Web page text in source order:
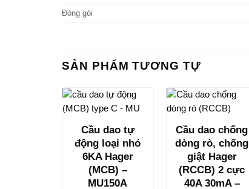
Đóng gói
SẢN PHẨM TƯƠNG TỰ
Cầu dao tự
động loại nhỏ
6KA Hager
(MCB) –
MU150A
Cầu dao chống
dòng rò, chống
giật Hager
(RCCB) 2 cực
40A 30mA –